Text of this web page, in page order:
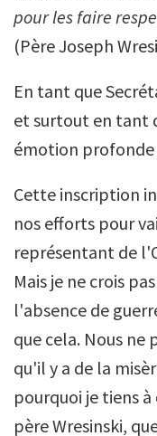
pour les faire
(Père Joseph
En tant que
et surtout en tant
émotion profonde
Cette inscription
nos efforts pour
représentant de
Mais je ne crois
l'absence de
que cela. Nous
qu'il y a de la
pourquoi je tiens
père Wresinski,